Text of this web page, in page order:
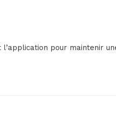
pour maintenir